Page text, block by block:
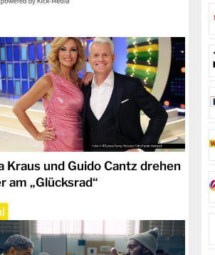
Kraus und Guido Cantz drehen
am „Glücksrad“